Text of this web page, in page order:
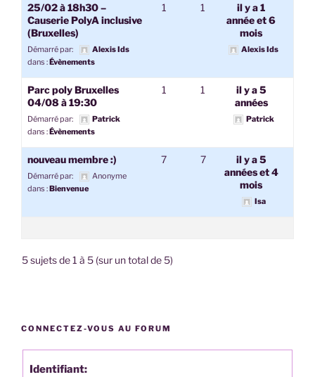
25/02 à 18h30 –
Causerie PolyA inclusive
(Bruxelles)
Démarré par:
Alexis Ids
dans :Évènements
1 1
il y a 1
année et 6
mois
Alexis Ids
Parc poly Bruxelles
04/08 à 19:30
Démarré par:
Patrick
dans :Évènements
1 1
il y a 5
années
Patrick
nouveau membre :)
Démarré par:
Anonyme
dans :Bienvenue
7 7
il y a 5
années et 4
mois
Isa
5 sujets de 1 à 5 (sur un total de 5)
CONNECTEZ-VOUS AU FORUM
Identifiant: